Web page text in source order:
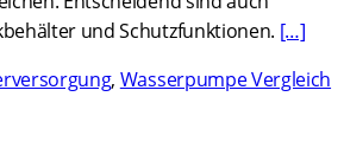
und Schutzfunktionen. […]
, Wasserpumpe Vergleich